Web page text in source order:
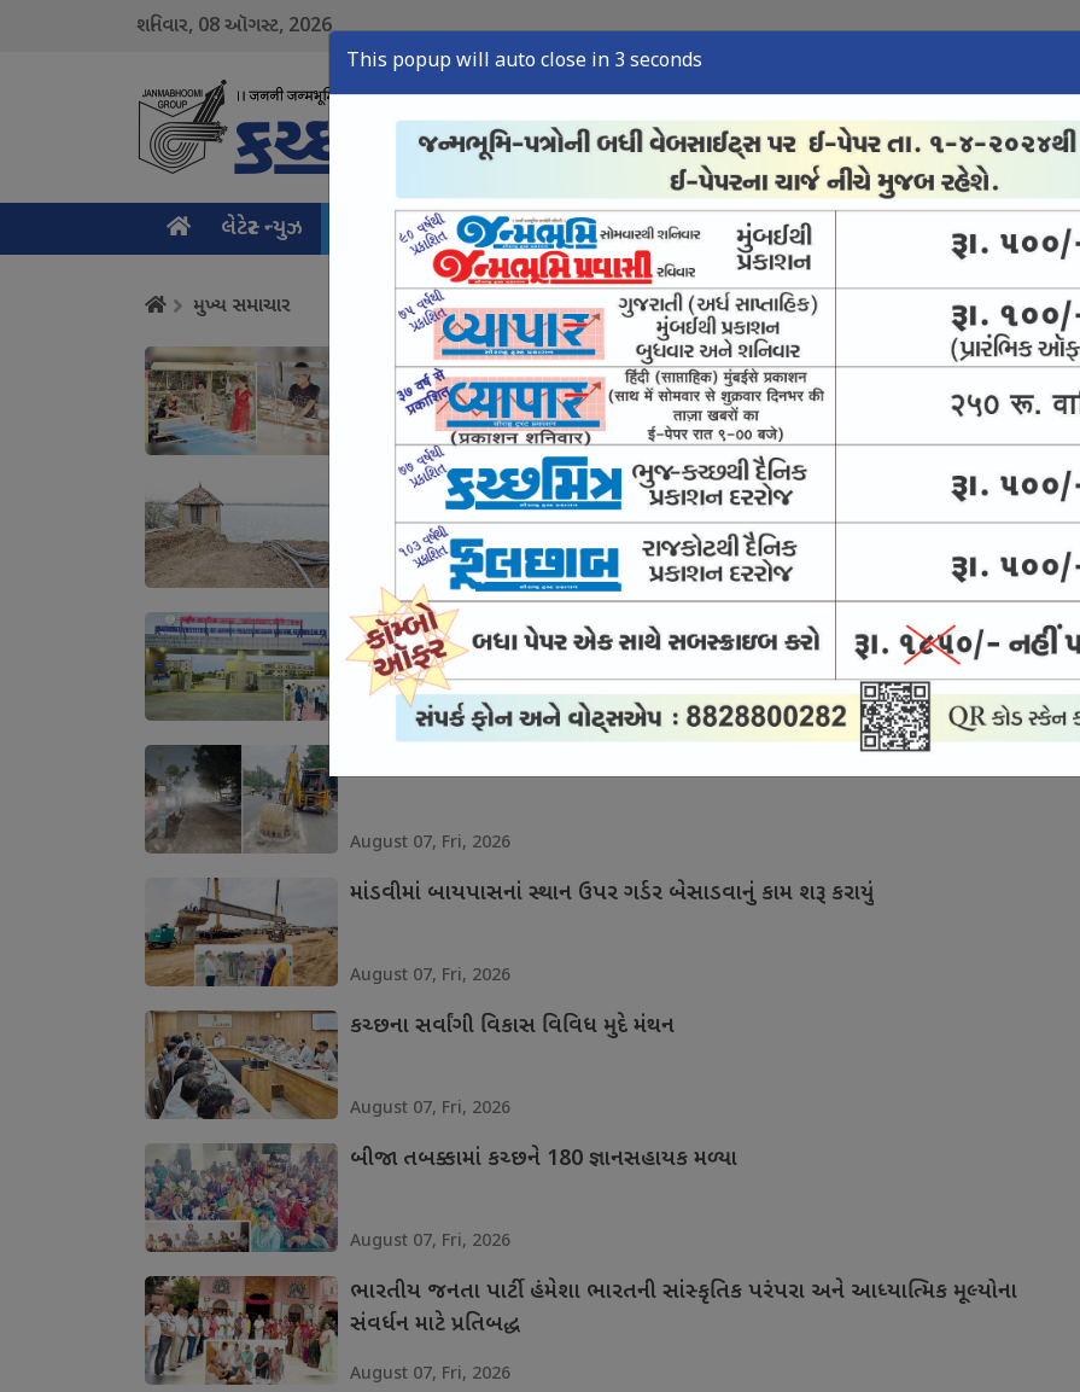
શનિવાર, 08ઑગસ્ટ, 2026
લેટેસ્ટ ન્યુઝ મુખ્ય સમાચાર ક્રાઇમ ન્યુઝ સ્પોર્ટ્સ ન્યુઝ તંત્રી લેખ ઈ-પેપર
This popup will auto close in 2 seconds
મુખ્ય સમાચાર
કચ્છનું વણાટકામ એક વારસો અને જીવંત ઉદ્યોગ
August 07, Fri, 2026
શિણાય ડેમથી આદિપુરને પીવાનું પાણી આપવાની યોજના નિષ્ફળ
August 07, Fri, 2026
માનસિક સ્વાસ્થ્યની સારવાર માટે દેશને મળશે કુશળ માનવબળ
August 07, Fri, 2026
ભુજના આઇકોનિક માર્ગના બીજા તબક્કાનું કામ શરૂ થતાં આનંદો
August 07, Fri, 2026
માંડવીમાં બાયપાસનાં સ્થાન ઉપર ગર્ડર બેસાડવાનું કામ શરૂ કરાયું
August 07, Fri, 2026
કચ્છના સર્વાંગી વિકાસ વિવિધ મુદે મંથન
August 07, Fri, 2026
બીજા તબક્કામાં કચ્છને 180 જ્ઞાનસહાયક મળ્યા
August 07, Fri, 2026
ભારતીય જનતા પાર્ટી હંમેશા ભારતની સાંસ્કૃતિક પરંપરા અને આધ્યાત્મિક મૂલ્યોના
સંવર્ધન માટે પ્રતિબદ્ધ
August 07, Fri, 2026